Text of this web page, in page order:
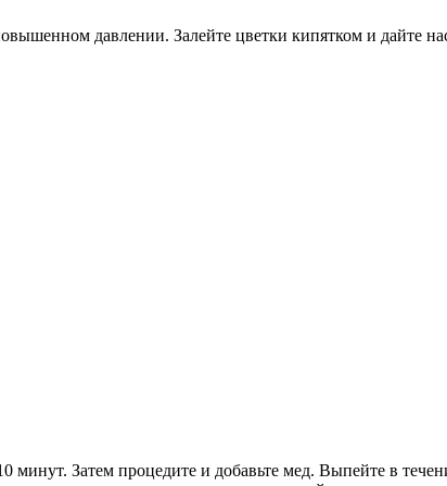
давлении. Залейте цветки кипятком и дайте
10 минут. Затем процедите и добавьте мед. Выпейте в